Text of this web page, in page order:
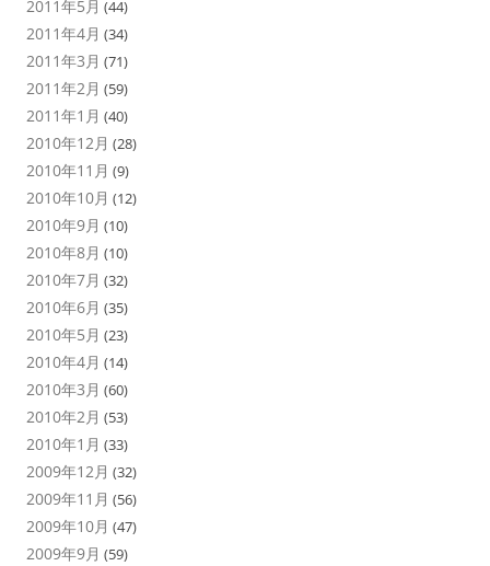
2011年5月 (44)
2011年4月 (34)
2011年3月 (71)
2011年2月 (59)
2011年1月 (40)
2010年12月 (28)
2010年11月 (9)
2010年10月 (12)
2010年9月 (10)
2010年8月 (10)
2010年7月 (32)
2010年6月 (35)
2010年5月 (23)
2010年4月 (14)
2010年3月 (60)
2010年2月 (53)
2010年1月 (33)
2009年12月 (32)
2009年11月 (56)
2009年10月 (47)
2009年9月 (59)